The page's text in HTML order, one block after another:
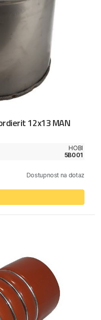
12x13 MAN
HOBI
5B001
Dostupnost na dotaz